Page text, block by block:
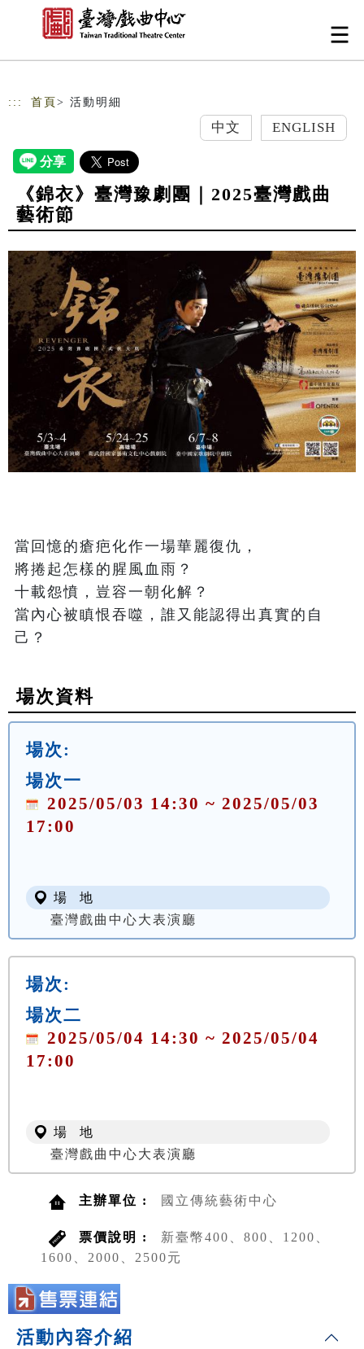
跳到主要內容
網站導覽
::: 首頁 > 活動明細
中文 ENGLISH
《錦衣》臺灣豫劇團｜2025臺灣戲曲
藝術節
當回憶的瘡疤化作一場華麗復仇，
將捲起怎樣的腥風血雨？
十載怨憤，豈容一朝化解？
當內心被瞋恨吞噬，誰又能認得出真實的自
場次資料
場次:
場次一
2025/05/03 14:30 ~ 2025/05/03
17:00
場 地
臺灣戲曲中心大表演廳
場次:
場次二
2025/05/04 14:30 ~ 2025/05/04
17:00
場 地
臺灣戲曲中心大表演廳
主辦單位 : 國立傳統藝術中心
票價說明 :
新臺幣400、800、1200、
1600、2000、2500元
活動內容介紹